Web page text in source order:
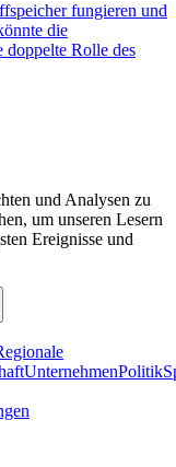
fungieren und
die
Rolle des
und Analysen zu
um unseren Lesern
Ereignisse und
UnternehmenPolitik